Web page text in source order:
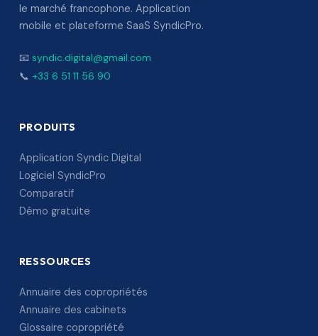
le marché francophone. Application
mobile et plateforme SaaS SyndicPro.
📧 syndic.digital@gmail.com
📞 +33 6 51 11 56 90
PRODUITS
Application Syndic Digital
Logiciel SyndicPro
Comparatif
Démo gratuite
RESSOURCES
Annuaire des copropriétés
Annuaire des cabinets
Glossaire copropriété